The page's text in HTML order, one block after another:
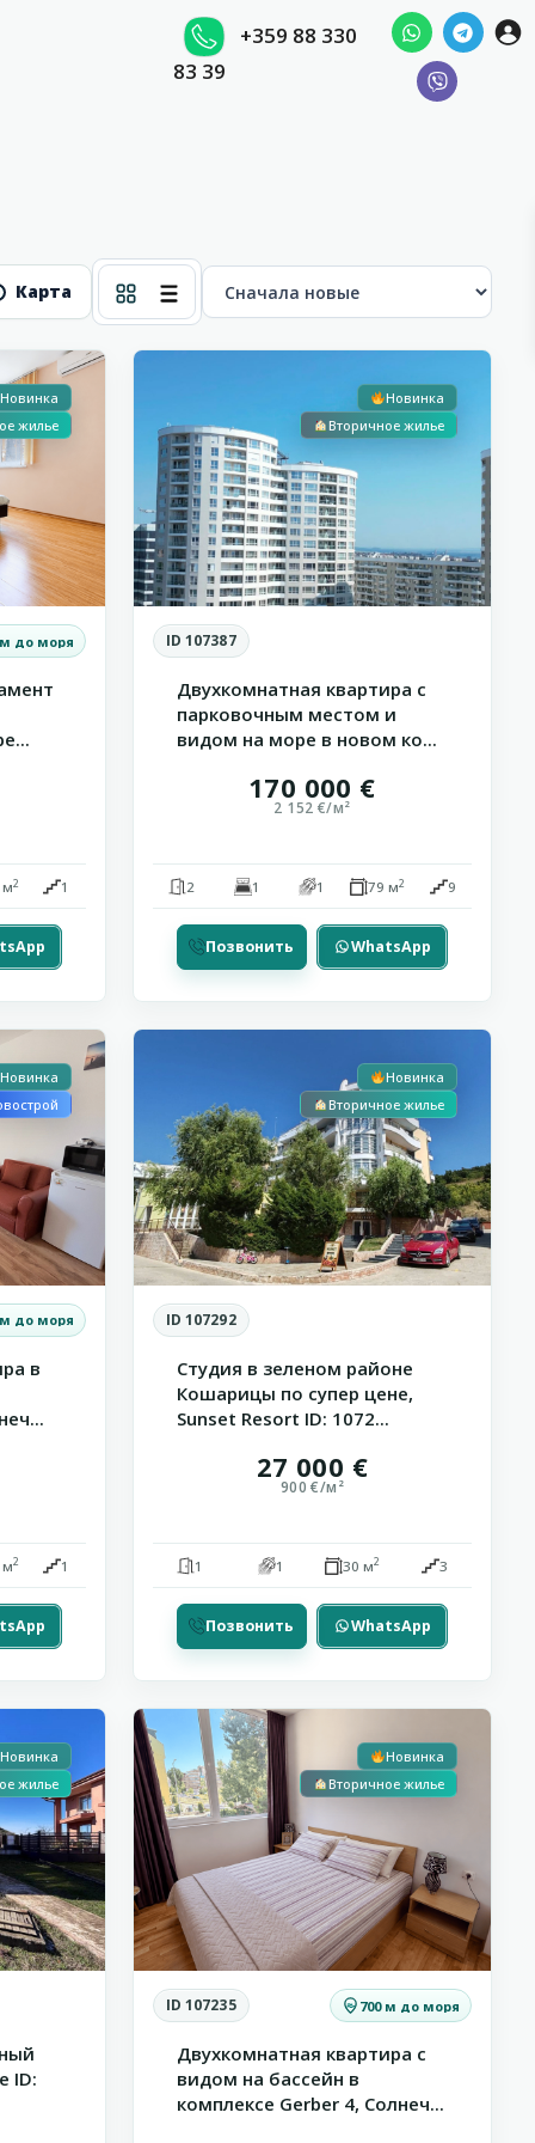
+359 88 330
83 39
Карта
Новинка
жилье
м до моря
м2 1
16 Бургас
Новинка
Вторичное жилье
ID 107387
Двухкомнатная квартира с
парковочным местом и
видом на море в новом ко...
170 000 €
2 152 €/м²
2 1 1 79 м2 9
Позвонить WhatsApp
Новинка
м до моря
в
м2 1
15 Кошарица
Новинка
Вторичное жилье
ID 107292
Студия в зеленом районе
Кошарицы по супер цене,
Sunset Resort ID: 1072...
27 000 €
900 €/м²
1 1 30 м2 3
Позвонить WhatsApp
Новинка
жилье
ID:
20
Берег
Новинка
Вторичное жилье
ID 107235 700 м до моря
Двухкомнатная квартира с
видом на бассейн в
комплексе Gerber 4, Солнеч...